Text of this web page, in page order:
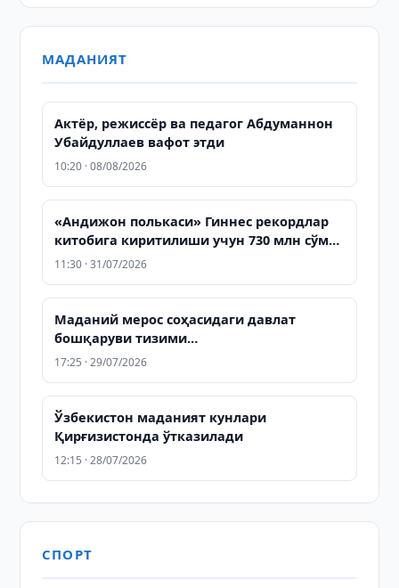
МАДАНИЯТ
Актёр, режиссёр ва педагог Абдуманнон
Убайдуллаев вафот этди
10:20 · 08/08/2026
«Андижон полькаси» Гиннес рекордлар
китобига киритилиши учун 730 млн сўм
ажратилди
11:30 · 31/07/2026
Маданий мерос соҳасидаги давлат
бошқаруви тизими
такомиллаштирилади
17:25 · 29/07/2026
Ўзбекистон маданият кунлари
Қирғизистонда ўтказилади
12:15 · 28/07/2026
СПОРТ